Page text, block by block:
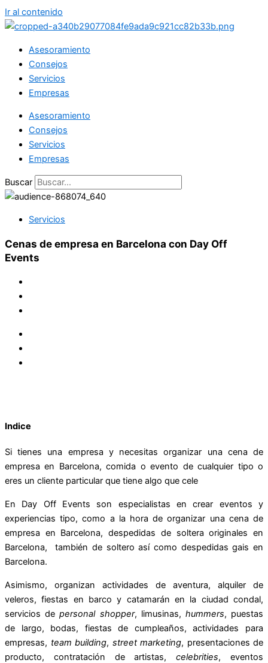
Ir al contenido
Asesoramiento
Consejos
Servicios
Empresas
Asesoramiento
Consejos
Servicios
Empresas
Buscar
Servicios
Cenas de empresa en Barcelona con Day Off
Events
Indice
Si tienes una empresa y necesitas organizar una cena de
empresa en Barcelona, comida o evento de cualquier tipo o
eres un cliente particular que tiene algo que cele
En Day Off Events son especialistas en crear eventos y
experiencias tipo, como a la hora de organizar una cena de
empresa en Barcelona, despedidas de soltera originales en
Barcelona, también de soltero así como despedidas gais en
Barcelona.
Asimismo, organizan actividades de aventura, alquiler de
veleros, fiestas en barco y catamarán en la ciudad condal,
servicios depersonal shopper, limusinas, hummers, puestas
de largo, bodas, fiestas de cumpleaños, actividades para
empresas, team building, street marketing, presentaciones de
producto, contratación de artistas,celebrities, eventos